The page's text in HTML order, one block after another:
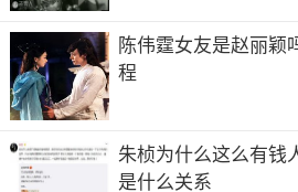
陈伟霆女友是赵丽颖
程
朱桢为什么这么有钱
是什么关系